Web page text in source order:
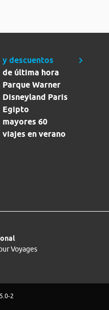
descuentos
última hora
Warner
Paris
Egipto
60
en verano
Voyages
2